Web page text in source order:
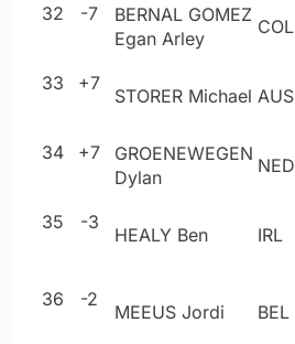
32 -7
BERNAL GOMEZ
Egan Arley
COL
33 +7
STORER Michael AUS
34 +7
GROENEWEGEN
Dylan
NED
35 -3
HEALY Ben IRL
36 -2
MEEUS Jordi BEL